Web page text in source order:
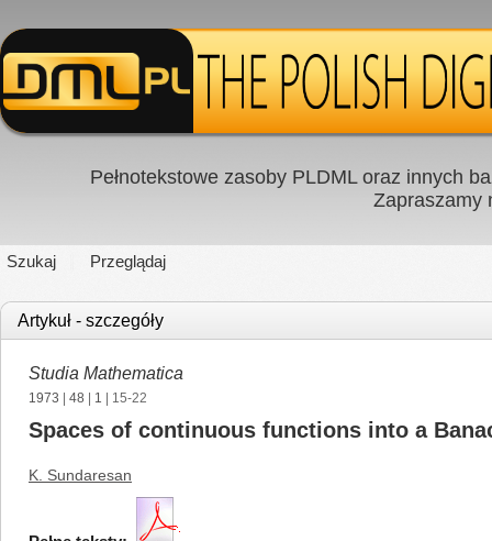
Pełnotekstowe zasoby PLDML oraz innych
Zapraszamy
Szukaj Przeglądaj
Artykuł - szczegóły
Studia Mathematica
1973 48 1 | 15-22
Spaces of continuous functions into a
K. Sundaresan